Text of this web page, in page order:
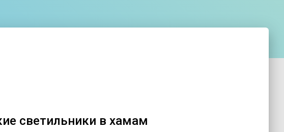
светильники в хамам